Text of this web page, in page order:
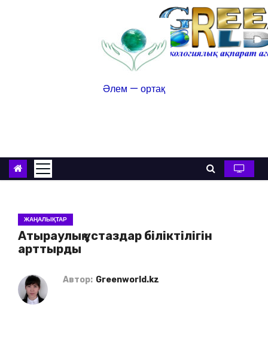
Әлем — ортақ
ЖАҢАЛЫҚТАР
Атыраулық ұстаздар біліктілігін
арттырды
Автор: Greenworld.kz